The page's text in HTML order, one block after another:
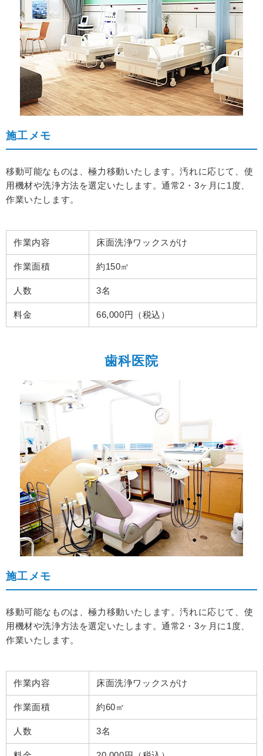
施工メモ
移動可能なものは、極力移動いたします。汚れに応じて、使
用機材や洗浄方法を選定いたします。通常2・3ヶ月に1度、
作業いたします。
作業内容 床面洗浄ワックスがけ
作業面積 約150㎡
人数 3名
料金 66,000円（税込）
歯科医院
施工メモ
移動可能なものは、極力移動いたします。汚れに応じて、使
用機材や洗浄方法を選定いたします。通常2・3ヶ月に1度、
作業いたします。
作業内容 床面洗浄ワックスがけ
作業面積 約60㎡
人数 3名